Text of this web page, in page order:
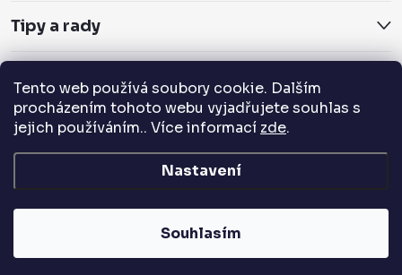
Tento web používá soubory cookie. Dalším
procházením tohoto webu vyjadřujete souhlas s
jejich používáním.. Více informací zde.
Nastavení
Souhlasím
Tipy a rady
Servis a služby
Přijímáme online platby